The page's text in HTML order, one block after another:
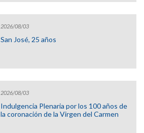
2026/08/03
San José, 25 años
2026/08/03
Indulgencia Plenaria por los 100 años de
la coronación de la Virgen del Carmen